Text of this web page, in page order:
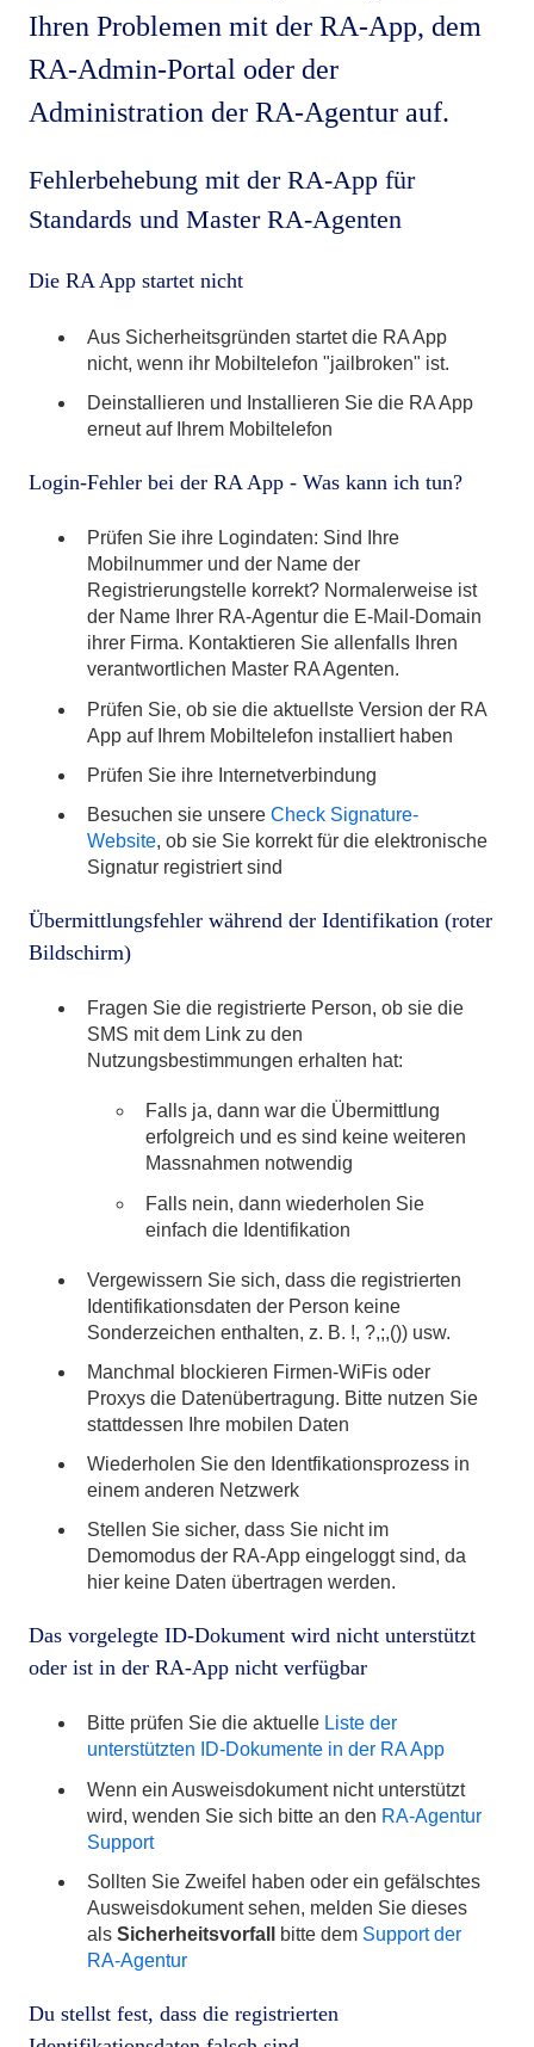
Ihren Problemen mit der RA-App, dem
RA-Admin-Portal oder der
Administration der RA-Agentur auf.
Fehlerbehebung mit der RA-App für
Standards und Master RA-Agenten
Die RA App startet nicht
Aus Sicherheitsgründen startet die RA App
nicht, wenn ihr Mobiltelefon "jailbroken" ist.
Deinstallieren und Installieren Sie die RA App
erneut auf Ihrem Mobiltelefon
Login-Fehler bei der RA App - Was kann ich tun?
Prüfen Sie ihre Logindaten: Sind Ihre
Mobilnummer und der Name der
Registrierungstelle korrekt? Normalerweise ist
der Name Ihrer RA-Agentur die E-Mail-Domain
ihrer Firma. Kontaktieren Sie allenfalls Ihren
verantwortlichen Master RA Agenten.
Prüfen Sie, ob sie die aktuellste Version der RA
App auf Ihrem Mobiltelefon installiert haben
Prüfen Sie ihre Internetverbindung
Besuchen sie unsere Check Signature-
Website, ob sie Sie korrekt für die elektronische
Signatur registriert sind
Übermittlungsfehler während der Identifikation (roter
Bildschirm)
Fragen Sie die registrierte Person, ob sie die
SMS mit dem Link zu den
Nutzungsbestimmungen erhalten hat:
Falls ja, dann war die Übermittlung
erfolgreich und es sind keine weiteren
Massnahmen notwendig
Falls nein, dann wiederholen Sie
einfach die Identifikation
Vergewissern Sie sich, dass die registrierten
Identifikationsdaten der Person keine
Sonderzeichen enthalten, z. B. !, ?,;,()) usw.
Manchmal blockieren Firmen-WiFis oder
Proxys die Datenübertragung. Bitte nutzen Sie
stattdessen Ihre mobilen Daten
Wiederholen Sie den Identfikationsprozess in
einem anderen Netzwerk
Stellen Sie sicher, dass Sie nicht im
Demomodus der RA-App eingeloggt sind, da
hier keine Daten übertragen werden.
Das vorgelegte ID-Dokument wird nicht unterstützt
oder ist in der RA-App nicht verfügbar
Bitte prüfen Sie die aktuelle Liste der
unterstützten ID-Dokumente in der RA App
Wenn ein Ausweisdokument nicht unterstützt
wird, wenden Sie sich bitte an den RA-Agentur
Support
Sollten Sie Zweifel haben oder ein gefälschtes
Ausweisdokument sehen, melden Sie dieses
als Sicherheitsvorfall bitte dem Support der
RA-Agentur
Du stellst fest, dass die registrierten